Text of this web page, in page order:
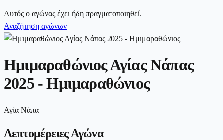
Αυτός ο αγώνας έχει ήδη πραγματοποιηθεί.
Αναζήτηση αγώνων
Ημιμαραθώνιος Αγίας Νάπας
2025 - Ημιμαραθώνιος
Αγία Νάπα
Λεπτομέρειες Αγώνα